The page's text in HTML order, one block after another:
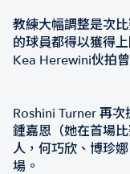
教練大幅調整是次
的球員都得以獲得
Kea Herewini伙拍
Roshini Turner 再
鍾嘉恩（她在首場
人，何巧欣、博珍
場。